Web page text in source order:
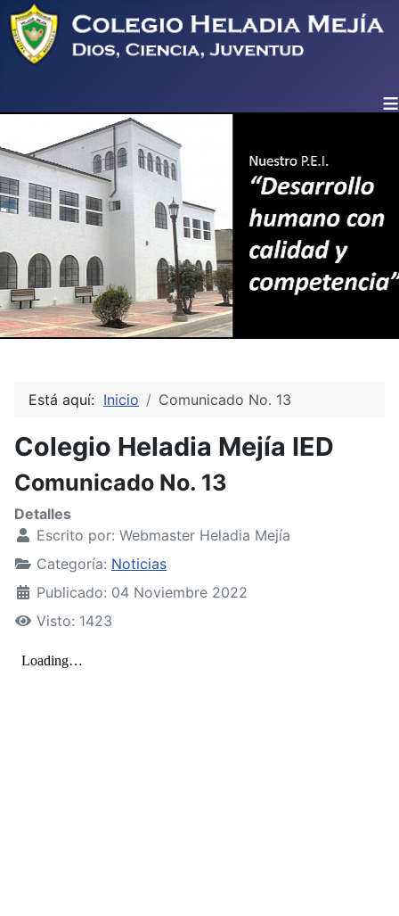
≡
Está aquí: Inicio Comunicado No. 13
Colegio Heladia Mejía IED
Comunicado No. 13
Detalles
Escrito por: Webmaster Heladia Mejía
Categoría: Noticias
Publicado: 04 Noviembre 2022
Visto: 1423